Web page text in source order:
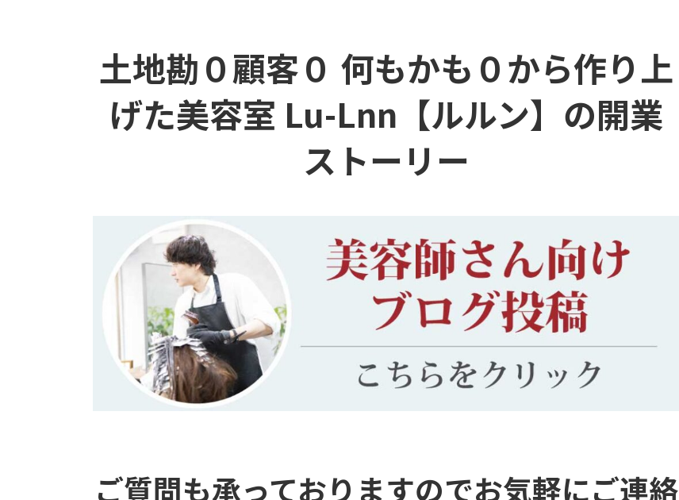
土地勘０顧客０ 何もかも０から作り上
げた美容室 Lu-Lnn【ルルン】の開業
ストーリー
ご質問も承っておりますのでお気軽にご連絡